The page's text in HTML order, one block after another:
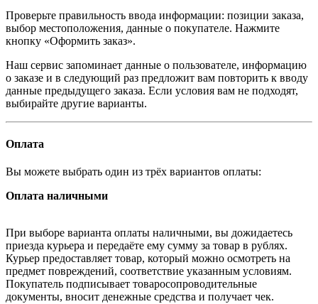
Проверьте правильность ввода информации: позиции заказа,
выбор местоположения, данные о покупателе. Нажмите
кнопку «Оформить заказ».
Наш сервис запоминает данные о пользователе, информацию
о заказе и в следующий раз предложит вам повторить к вводу
данные предыдущего заказа. Если условия вам не подходят,
выбирайте другие варианты.
Оплата
Вы можете выбрать один из трёх вариантов оплаты:
Оплата наличными
При выборе варианта оплаты наличными, вы дожидаетесь
приезда курьера и передаёте ему сумму за товар в рублях.
Курьер предоставляет товар, который можно осмотреть на
предмет повреждений, соответствие указанным условиям.
Покупатель подписывает товаросопроводительные
документы, вносит денежные средства и получает чек.